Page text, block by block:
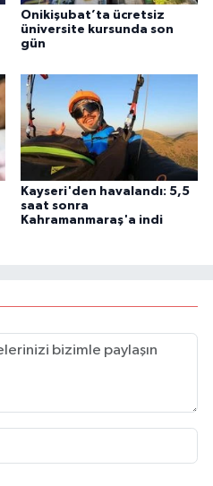
Onikişubat’ta ücretsiz
üniversite kursunda son
gün
Kayseri'den havalandı: 5,5
saat sonra
Kahramanmaraş'a indi